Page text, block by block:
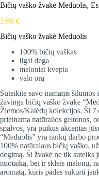
Bičių vaško žvakė Meduolis,
3,99 €
Bičių vaško žvakė Meduolis
100% bičių vaškas
ilgai dega
maloniai kvepia
valo orą
Suteikite savo namams šilumos
žavinga bičių vaško žvake
Žiemos/Kalėdų kolekcijos. Ši 7
prieinama natūralios geltonos,
spalvos, yra puikus akcentas
“Meduolis” yra rankų darbo
100% natūralaus bičių vaško,
degimą. Ši žvakė ne tik suteiks
nuotaiką, bet ir skleis malonų,
aromatą, kuris padės sukurti